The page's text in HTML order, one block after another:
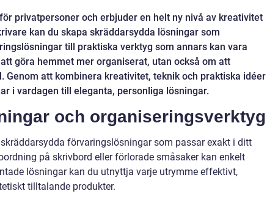
privatpersoner och erbjuder en helt ny nivå av kreativitet
kan du skapa skräddarsydda lösningar som
till praktiska verktyg som annars kan vara
göra hemmet mer organiserat, utan också om att
Genom att kombinera kreativitet, teknik och praktiska idéer
i vardagen till eleganta, personliga lösningar.
och organiseringsverktyg
förvaringslösningar som passar exakt i ditt
på skrivbord eller förlorade småsaker kan enkelt
lösningar kan du utnyttja varje utrymme effektivt,
tilltalande produkter.